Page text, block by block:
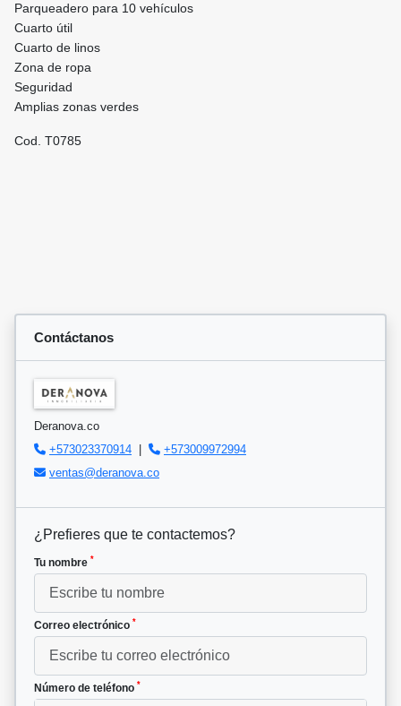
Parqueadero para 10 vehículos
Cuarto útil
Cuarto de linos
Zona de ropa
Seguridad
Amplias zonas verdes
Cod. T0785
Contáctanos
Deranova.co
+573023370914 |
+573009972994
ventas@deranova.co
¿Prefieres que te contactemos?
Tu nombre *
Correo electrónico *
Número de teléfono *